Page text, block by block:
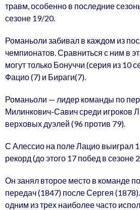
травм, особенно в последние
сезоне 19/20.
Романьоли забивал в каждом из
чемпионатов. Сравниться с ним в
могут только Бонуччи (серия из 10
Фацио (7) и Бираги(7).
Романьоли — лидер команды по
Милинкович-Савич среди игроков
верховых дуэлей (96 против 79).
С Алессио на поле Лацио выиграл
рекорд (до этого 17 побед в сезоне
Он занял второе место в команде
передач (1847) после Сергея
одним из трех наиболее часто